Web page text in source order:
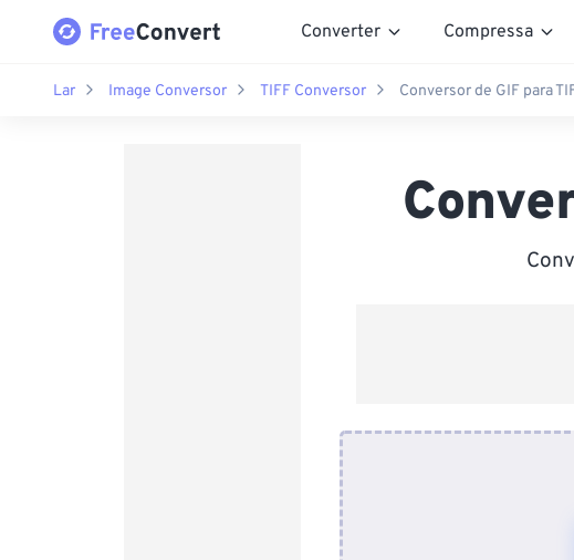
Converter Compressa
Lar Image Conversor TIFF Conversor Conversor de GIF para